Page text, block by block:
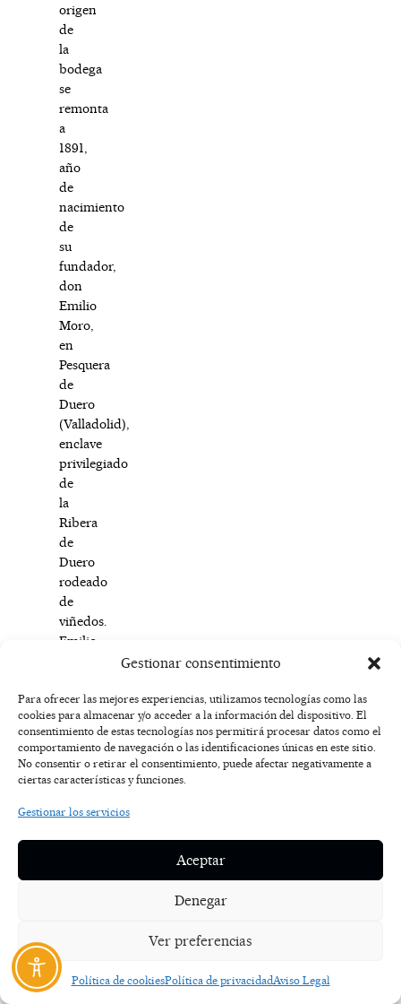
Gestionar consentimiento
Para ofrecer las mejores experiencias, utilizamos tecnologías como las
cookies para almacenar y/o acceder a la información del dispositivo. El
consentimiento de estas tecnologías nos permitirá procesar datos como el
comportamiento de navegación o las identificaciones únicas en este sitio.
No consentir o retirar el consentimiento, puede afectar negativamente a
ciertas características y funciones.
Gestionar los servicios
Aceptar
Denegar
Ver preferencias
Política de cookiesPolítica de privacidadAviso Legal
origen
de
la
bodega
se
remonta
a
1891,
año
de
nacimiento
de
su
fundador,
don
Emilio
Moro,
en
Pesquera
de
Duero
(Valladolid),
enclave
privilegiado
de
la
Ribera
de
Duero
rodeado
de
viñedos.
Emilio
de
los
actuales
propietarios,
enseñó
su
hijo
amor
y
este,